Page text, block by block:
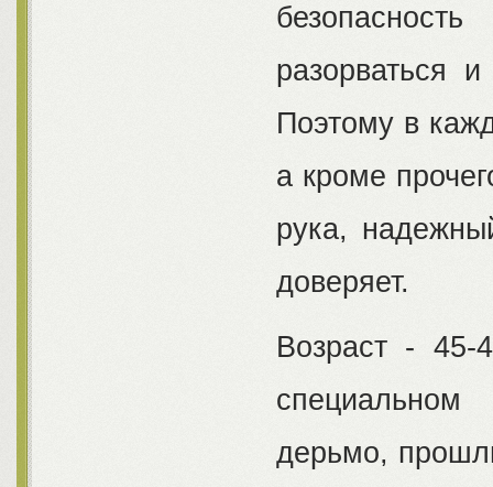
разорваться
Поэтому в
а кроме
рука,
доверяет.
Возраст - 45-
дерьмо,